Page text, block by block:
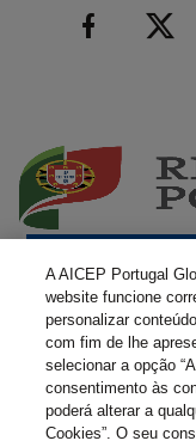
A AICEP Portugal
website funcione
personalizar
com fim de lhe
selecionar a opção
consentimento às
poderá alterar a
Cookies”. O seu